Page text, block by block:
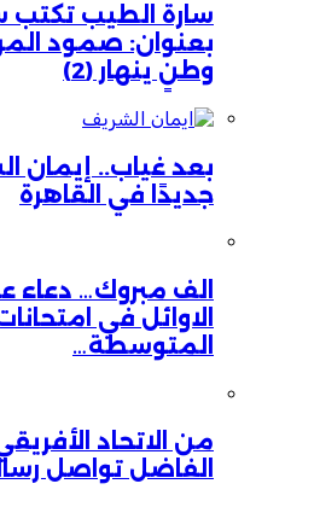
سارة الطيب تكتب
بعنوان: صمود
وطنٍ ينهار (2)
بعد غياب.. إيمان
جديدًا في القاهرة
الف مبروك… دعاء
الاوائل في
المتوسطة…
من الاتحاد
الفاضل تواصل